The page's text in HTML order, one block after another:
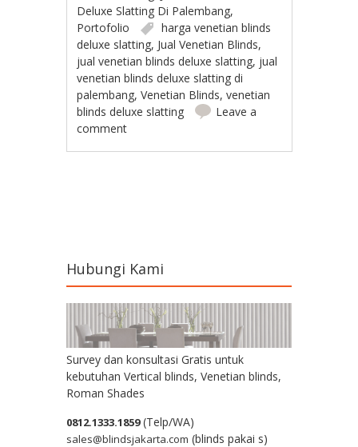
Deluxe Slatting Di Palembang,
Portofolio
harga venetian blinds
deluxe slatting, Jual Venetian Blinds,
jual venetian blinds deluxe slatting, jual
venetian blinds deluxe slatting di
palembang,Venetian Blinds,venetian
blinds deluxe slatting
Leave a
comment
Hubungi Kami
Survey dan konsultasi Gratis untuk
kebutuhan Vertical blinds, Venetian blinds,
Roman Shades
0812.1333.1859 (Telp/WA)
sales@blindsjakarta.com (blinds pakai s)